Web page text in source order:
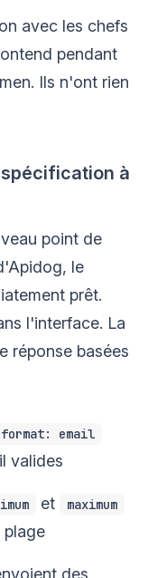
avec les chefs
pendant
Ils n'ont rien
à
point de
le
prêt.
l'interface. La
réponse basées
format: email
valides
et maximum
plage
des